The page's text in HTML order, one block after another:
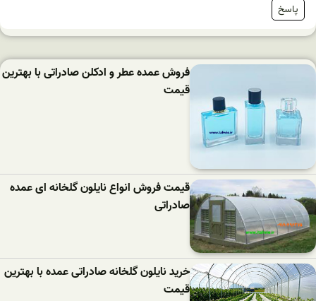
پاسخ
فروش عمده عطر و ادکلن صادراتی با بهترین
قیمت
قیمت فروش انواع نایلون گلخانه ای عمده
صادراتی
خرید نایلون گلخانه صادراتی عمده با بهترین
قیمت